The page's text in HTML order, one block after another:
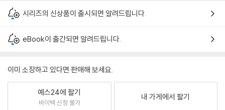
시리즈의 신상품이 출시되면 알려드립니다.
eBook이 출간되면 알려드립니다.
이미 소장하고 있다면 판매해 보세요.
예스24에 팔기
바이백 신청 불가
내 가게에서 팔기